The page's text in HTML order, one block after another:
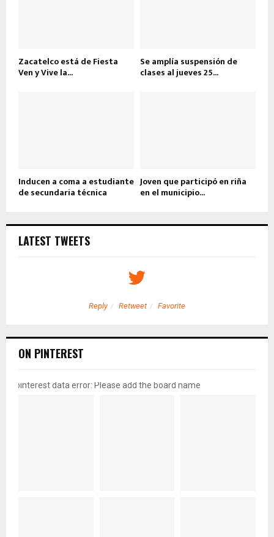
Zacatelco está de Fiesta
Ven y Vive la...
Se amplía suspensión de
clases al jueves 25...
Inducen a coma a estudiante
de secundaria técnica
Joven que participó en riña
en el municipio...
LATEST TWEETS
Reply Retweet Favorite
ON PINTEREST
pinterest data error: Please add the board name